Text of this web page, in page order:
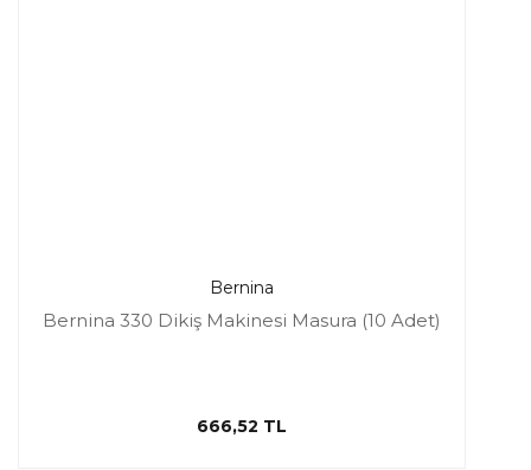
Bernina
Bernina 330 Dikiş Makinesi Masura (10 Adet)
666,52 TL